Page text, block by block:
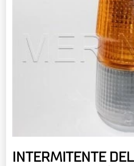
INTERMITENTE